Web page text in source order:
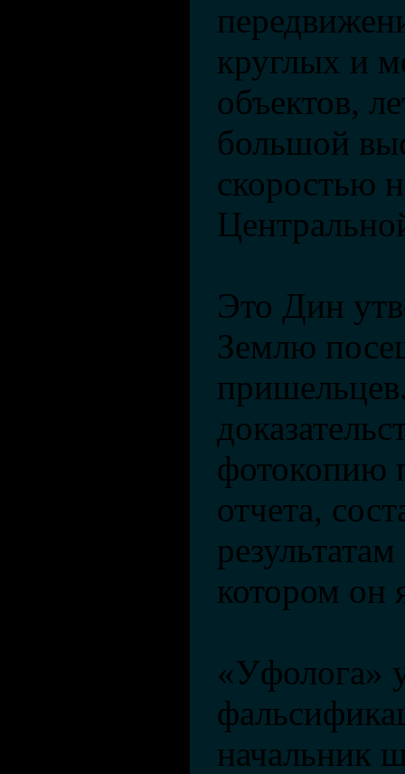
круглых и
объектов,
большой
скоростью
Это Дин
Землю
фотокопию
отчета,
котором он
«Уфолога»
начальник